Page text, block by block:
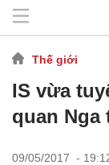
Thế giới
IS vừa
quan Nga
09/05/2017 -